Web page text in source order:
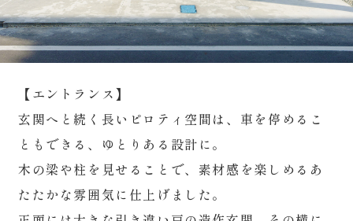
【エントランス】
玄関へと続く長いピロティ空間は、車を停めるこ
ともできる、ゆとりある設計に。
木の梁や柱を見せることで、素材感を楽しめるあ
たたかな雰囲気に仕上げました。